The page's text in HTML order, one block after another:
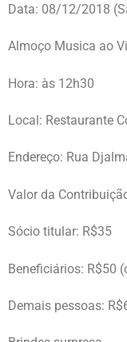
Data: 08/12/2018
Almoço Musica ao
Hora: às 12h30
Local: Restaurante
Endereço: Rua
Valor da
Sócio titular: R$35
Beneficiários: R$50
Demais pessoas: